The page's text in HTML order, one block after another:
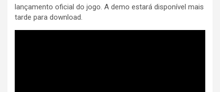
lançamento oficial do jogo. A demo estará disponível mais
tarde para download.